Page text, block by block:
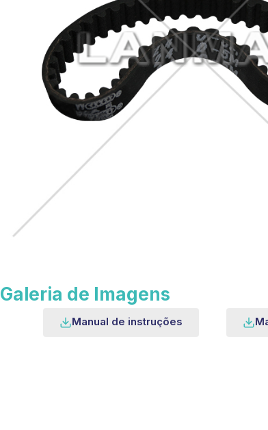
Galeria de Imagens
Manual de instruções